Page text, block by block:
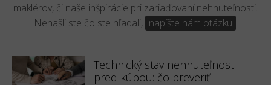
maklérov, či naše inšpirácie pri zariaďovaní nehnuteľnosti.
Nenašli ste čo ste hľadali, napíšte nám otázku .
Technický stav nehnuteľnosti
pred kúpou: čo preveriť